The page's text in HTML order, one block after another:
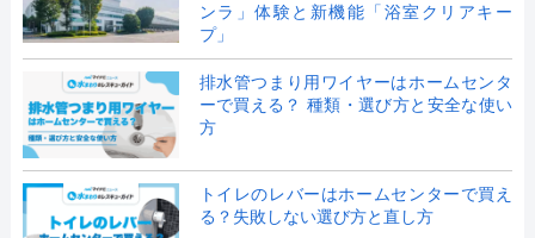
ンラ」体験と新機能「浴室クリアキー
プ」
排水管つまり用ワイヤーはホームセンタ
ーで買える？ 種類・選び方と安全な使い
方
トイレのレバーはホームセンターで買え
る？失敗しない選び方と直し方